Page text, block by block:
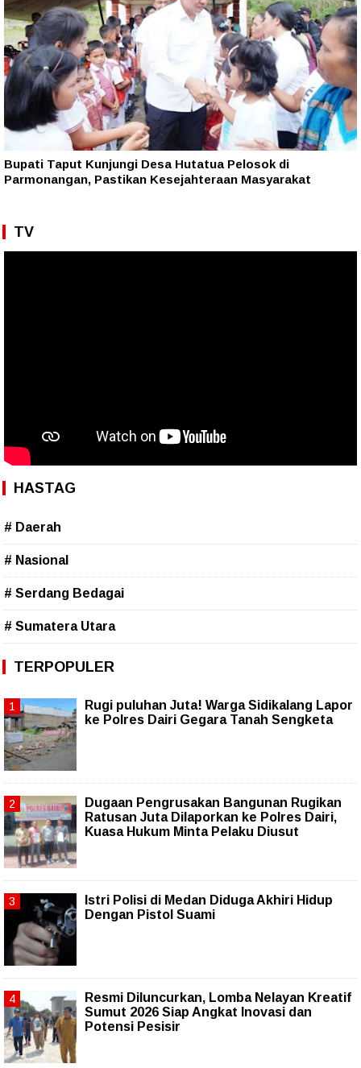
Bupati Taput Kunjungi Desa Hutatua Pelosok di
Parmonangan, Pastikan Kesejahteraan Masyarakat
TV
HASTAG
# Daerah
# Nasional
# Serdang Bedagai
# Sumatera Utara
TERPOPULER
Rugi puluhan Juta! Warga Sidikalang Lapor
ke Polres Dairi Gegara Tanah Sengketa
Dugaan Pengrusakan Bangunan Rugikan
Ratusan Juta Dilaporkan ke Polres Dairi,
Kuasa Hukum Minta Pelaku Diusut
Istri Polisi di Medan Diduga Akhiri Hidup
Dengan Pistol Suami
Resmi Diluncurkan, Lomba Nelayan Kreatif
Sumut 2026 Siap Angkat Inovasi dan
Potensi Pesisir